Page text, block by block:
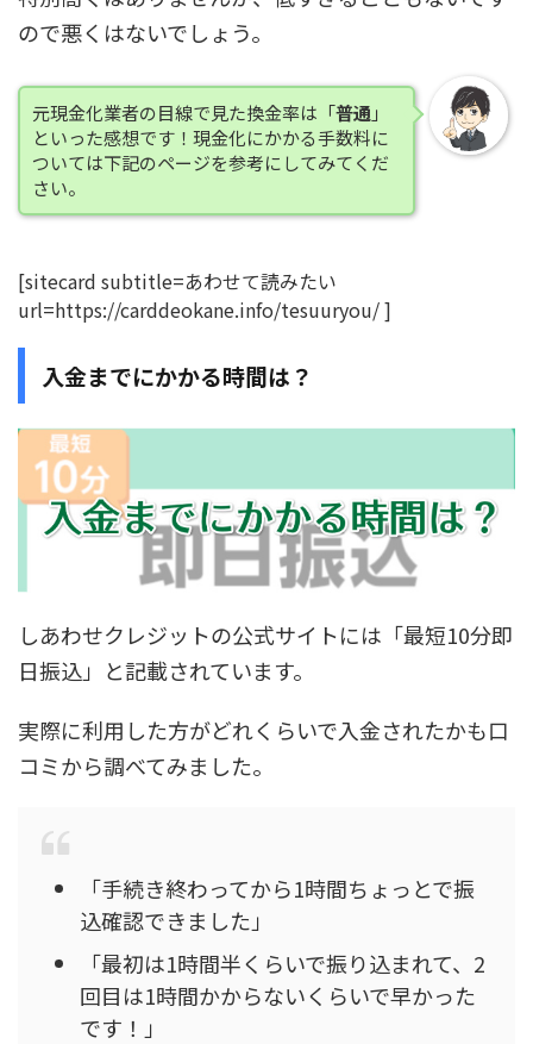
ので悪くはないでしょう。
元現金化業者の目線で見た換金率は「普通」
といった感想です！現金化にかかる手数料に
ついては下記のページを参考にしてみてくだ
さい。
[sitecard subtitle=あわせて読みたい
url=https://carddeokane.info/tesuuryou/ ]
入金までにかかる時間は？
しあわせクレジットの公式サイトには「最短10分即
日振込」と記載されています。
実際に利用した方がどれくらいで入金されたかも口
コミから調べてみました。
「手続き終わってから1時間ちょっとで振
込確認できました」
「最初は1時間半くらいで振り込まれて、2
回目は1時間かからないくらいで早かった
です！」